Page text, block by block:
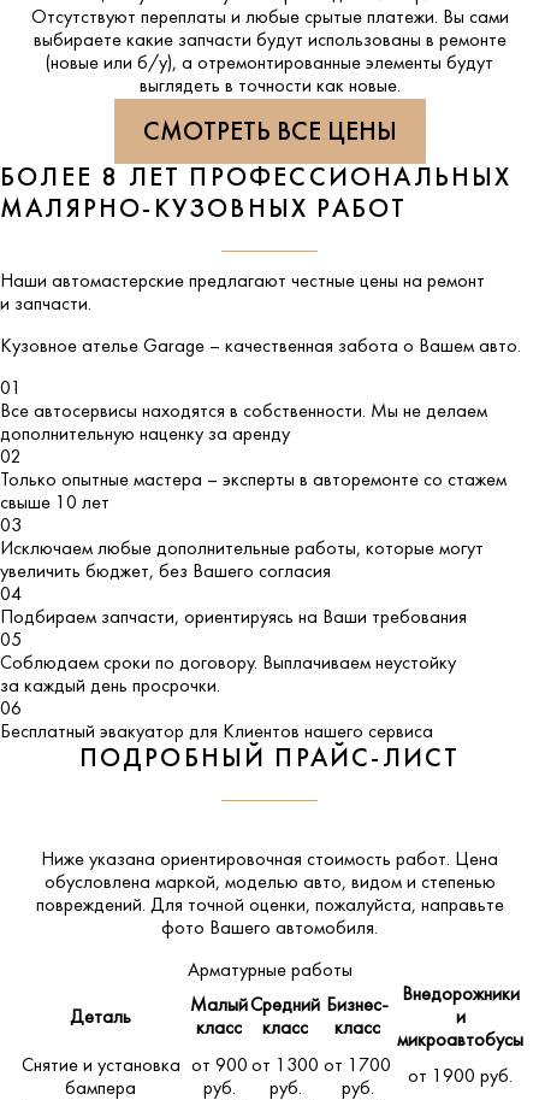
Отсутствуют переплаты и любые срытые платежи. Вы сами
выбираете какие запчасти будут использованы в ремонте
(новые или б/у), а отремонтированные элементы будут
выглядеть в точности как новые.
СМОТРЕТЬ ВСЕ ЦЕНЫ
БОЛЕЕ 8 ЛЕТ ПРОФЕССИОНАЛЬНЫХ
МАЛЯРНО-КУЗОВНЫХ РАБОТ
Наши автомастерские предлагают честные цены на ремонт
и запчасти.
Кузовное ателье Garage – качественная забота о Вашем авто.
01
Все автосервисы находятся в собственности. Мы не делаем
дополнительную наценку за аренду
02
Только опытные мастера – эксперты в авторемонте со стажем
свыше 10 лет
03
Исключаем любые дополнительные работы, которые могут
увеличить бюджет, без Вашего согласия
04
Подбираем запчасти, ориентируясь на Ваши требования
05
Соблюдаем сроки по договору. Выплачиваем неустойку
за каждый день просрочки.
06
Бесплатный эвакуатор для Клиентов нашего сервиса
ПОДРОБНЫЙ ПРАЙС-ЛИСТ
Ниже указана ориентировочная стоимость работ. Цена
обусловлена маркой, моделью авто, видом и степенью
повреждений. Для точной оценки, пожалуйста, направьте
фото Вашего автомобиля.
Арматурные работы
Деталь
Малый
класс
Средний
класс
Бизнес-
класс
Внедорожники
и
микроавтобусы
Снятие и установка
бампера
от 900
руб.
от 1300
руб.
от 1700
руб.
от 1900 руб.